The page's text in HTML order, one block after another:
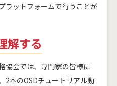
ラットフォームで行うことが
解する
協会では、専門家の皆様に
2本のOSDチュートリアル動